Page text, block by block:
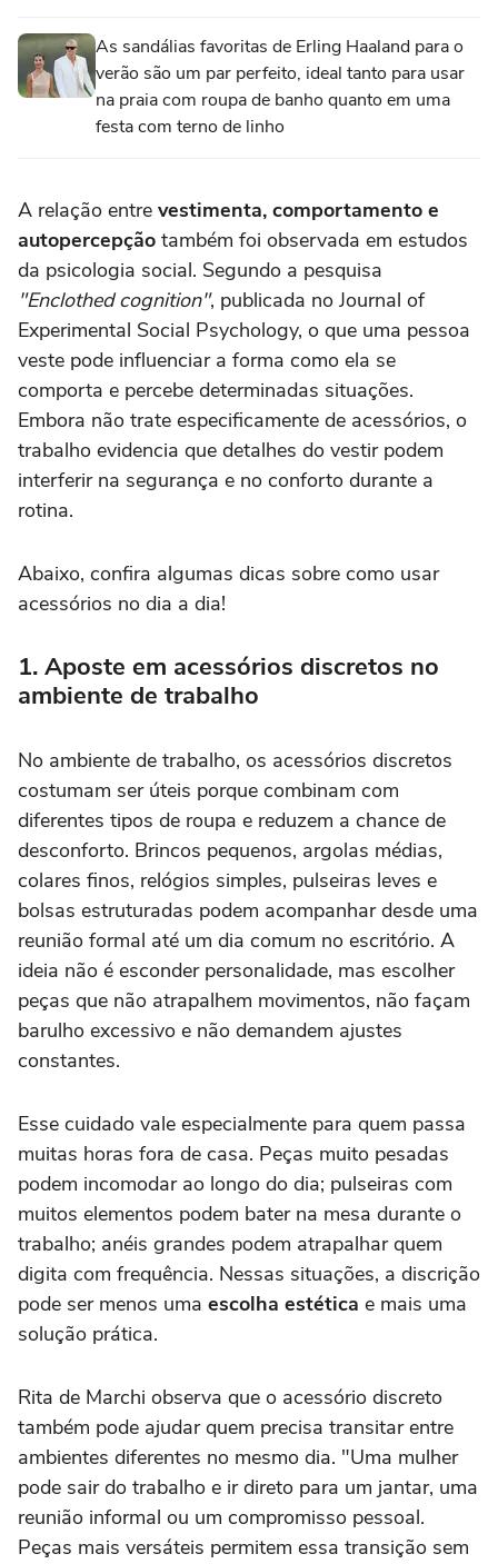
As sandálias favoritas de Erling Haaland para o
verão são um par perfeito, ideal tanto para usar
na praia com roupa de banho quanto em uma
festa com terno de linho
A relação entre vestimenta, comportamento e
autopercepção também foi observada em estudos
da psicologia social. Segundo a pesquisa
"Enclothed cognition", publicada no Journal of
Experimental Social Psychology, o que uma pessoa
veste pode influenciar a forma como ela se
comporta e percebe determinadas situações.
Embora não trate especificamente de acessórios, o
trabalho evidencia que detalhes do vestir podem
interferir na segurança e no conforto durante a
rotina.
Abaixo, confira algumas dicas sobre como usar
acessórios no dia a dia!
1. Aposte em acessórios discretos no
ambiente de trabalho
No ambiente de trabalho, os acessórios discretos
costumam ser úteis porque combinam com
diferentes tipos de roupa e reduzem a chance de
desconforto. Brincos pequenos, argolas médias,
colares finos, relógios simples, pulseiras leves e
bolsas estruturadas podem acompanhar desde uma
reunião formal até um dia comum no escritório. A
ideia não é esconder personalidade, mas escolher
peças que não atrapalhem movimentos, não façam
barulho excessivo e não demandem ajustes
constantes.
Esse cuidado vale especialmente para quem passa
muitas horas fora de casa. Peças muito pesadas
podem incomodar ao longo do dia; pulseiras com
muitos elementos podem bater na mesa durante o
trabalho; anéis grandes podem atrapalhar quem
digita com frequência. Nessas situações, a discrição
pode ser menos uma escolha estética e mais uma
solução prática.
Rita de Marchi observa que o acessório discreto
também pode ajudar quem precisa transitar entre
ambientes diferentes no mesmo dia. "Uma mulher
pode sair do trabalho e ir direto para um jantar, uma
reunião informal ou um compromisso pessoal.
Peças mais versáteis permitem essa transição sem